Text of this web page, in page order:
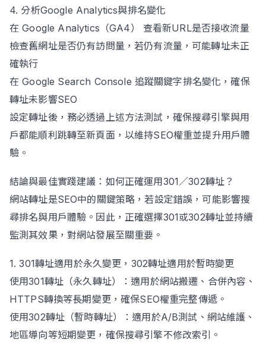
4. 分析Google Analytics與排名變化
在 Google Analytics（GA4） 查看新URL是否接收流量
檢查舊網址是否仍有訪問量，若仍有流量，可能轉址未正
確執行
在 Google Search Console 追蹤關鍵字排名變化，確保
轉址未影響SEO
設定轉址後，務必透過上述方法測試，確保搜尋引擎與用
戶都能順利跳轉至新頁面，以維持SEO權重並提升用戶體
驗。
結論與最佳實踐建議：如何正確運用301／302轉址？
網站轉址是SEO中的關鍵策略，若設定錯誤，可能影響搜
尋排名與用戶體驗。因此，正確選擇301或302轉址並持續
監測其效果，對網站發展至關重要。
1. 301轉址適用於永久變更，302轉址適用於暫時變更
使用301轉址（永久轉址）：適用於網站搬遷、合併內容、
HTTPS轉換等長期變更，確保SEO權重完整傳遞。
使用302轉址（暫時轉址）：適用於A/B測試、網站維護、
地區導向等短期變更，確保搜尋引擎不修改索引。